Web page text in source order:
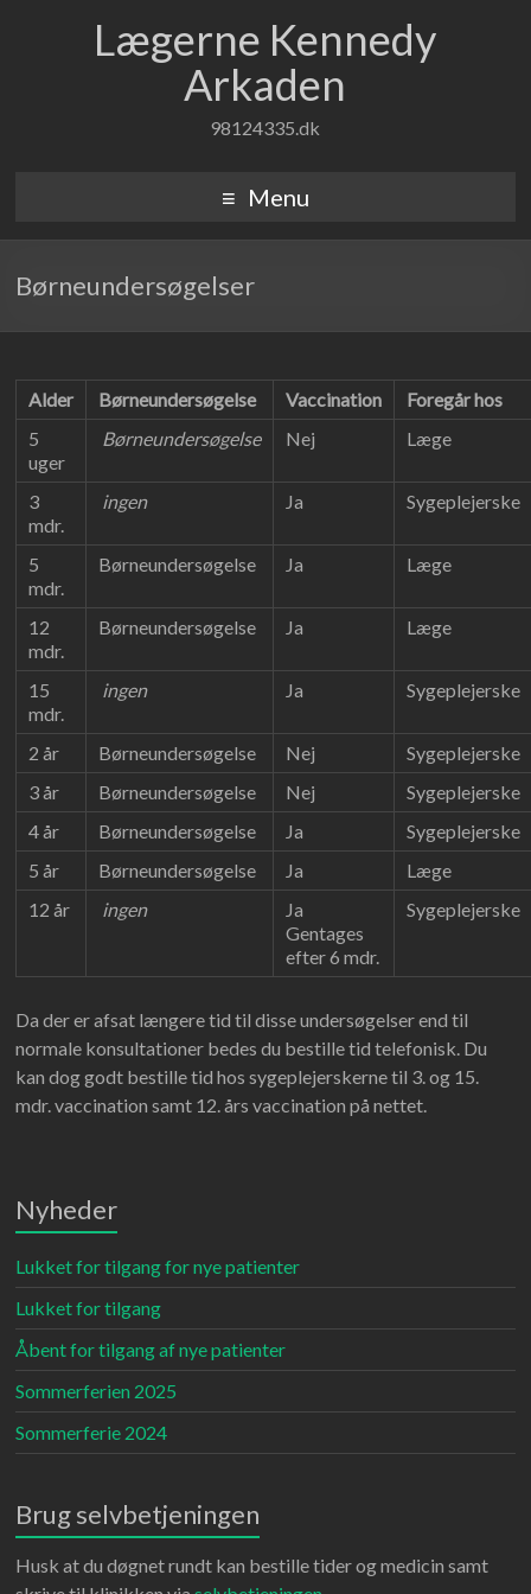
Lægerne Kennedy
Arkaden
98124335.dk
Menu
Børneundersøgelser
Alder Børneundersøgelse Vaccination
Foregår hos
5
uger
Børneundersøgelse Nej Læge
3
mdr.
ingen Ja Sygeplejerske
5
mdr.
Børneundersøgelse Ja Læge
12
mdr.
Børneundersøgelse Ja Læge
15
mdr.
ingen Ja Sygeplejerske
2 år Børneundersøgelse Nej
Sygeplejerske
3 år
Børneundersøgelse Nej
Sygeplejerske
4 år
Børneundersøgelse Ja
Sygeplejerske
5 år
Børneundersøgelse Ja
Læge
12 år
ingen
Ja
Gentages
efter 6 mdr.
Sygeplejerske
Da der er afsat længere tid til disse undersøgelser end til
normale konsultationer bedes du bestille tid telefonisk. Du
kan dog godt bestille tid hos sygeplejerskerne til 3. og 15.
mdr. vaccination samt 12. års vaccination på nettet.
Nyheder
Lukket for tilgang for nye patienter
Lukket for tilgang
Åbent for tilgang af nye patienter
Sommerferien 2025
Sommerferie 2024
Brug selvbetjeningen
Husk at du døgnet rundt kan bestille tider og medicin samt